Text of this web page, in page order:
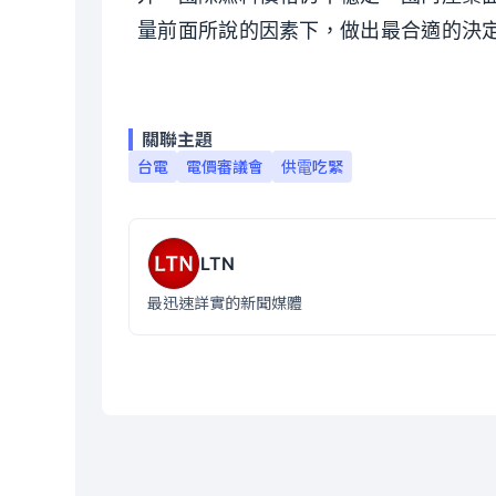
量前面所說的因素下，做出最合適的決
關聯主題
台電 電價審議會 供電吃緊
LTN
最迅速詳實的新聞媒體